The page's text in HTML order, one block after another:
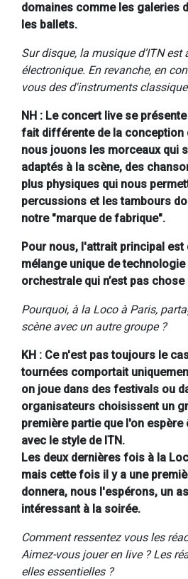
domaines comme les galeries
les ballets.
Sur disque, la musique d’ITN
électronique. En revanche, en
vous des d'instruments
NH : Le concert live se
fait différente de la conception
nous jouons les morceaux qui
adaptés à la scène, des
plus physiques qui nous
percussions et les tambours
notre "marque de fabrique".
Pour nous, l'attrait principal est
mélange unique de
orchestrale qui n’est pas
Pourquoi, à la Loco à Paris,
scène avec un autre groupe ?
KH : Ce n'est pas toujours le
tournées comportait
on joue dans des festivals ou
organisateurs choisissent un
première partie que l'on espère
avec le style de ITN.
Les deux dernières fois à la
mais cette fois il y a une
donnera, nous l'espérons, un
intéressant à la soirée.
Comment ressentez vous les
Aimez-vous jouer en live ? Les
elles essentielles ?